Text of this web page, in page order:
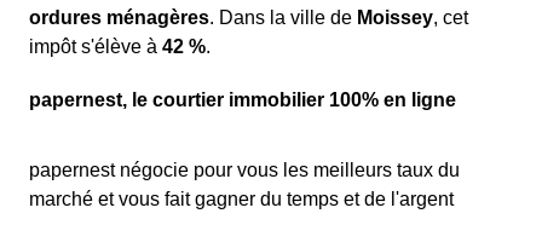
ordures ménagères. Dans la ville de Moissey, cet
impôt s'élève à 42 %.
papernest, le courtier immobilier 100% en ligne
papernest négocie pour vous les meilleurs taux du
marché et vous fait gagner du temps et de l'argent